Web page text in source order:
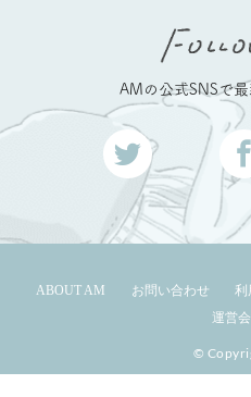
AMの公式SNSで
ABOUT AM お問い合わせ 利
運営
©